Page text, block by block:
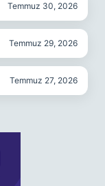
Temmuz 30, 2026
Temmuz 29, 2026
Temmuz 27, 2026